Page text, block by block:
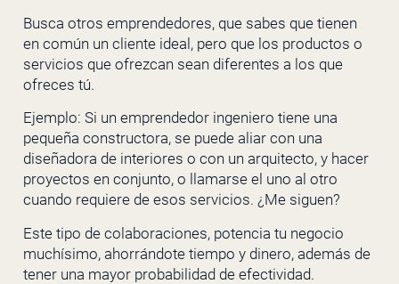
Busca otros emprendedores, que sabes que tienen
en común un cliente ideal, pero que los productos o
servicios que ofrezcan sean diferentes a los que
ofreces tú.
Ejemplo: Si un emprendedor ingeniero tiene una
pequeña constructora, se puede aliar con una
diseñadora de interiores o con un arquitecto, y hacer
proyectos en conjunto, o llamarse el uno al otro
cuando requiere de esos servicios. ¿Me siguen?
Este tipo de colaboraciones, potencia tu negocio
muchísimo, ahorrándote tiempo y dinero, además de
tener una mayor probabilidad de efectividad.